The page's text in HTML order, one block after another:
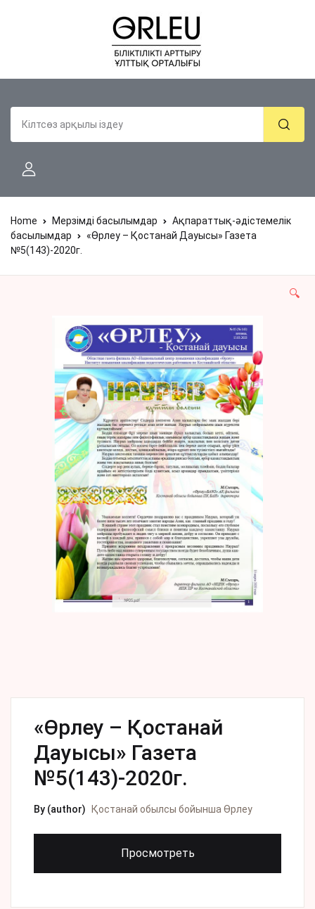
Home Мерзімді басылымдар
Ақпараттық-әдістемелік
басылымдар
«Өрлеу – Қостанай Дауысы» Газета
№5(143)-2020г.
🔍
«Өрлеу – Қостанай
Дауысы» Газета
№5(143)-2020г.
By (author) Қостанай обылсы бойынша Өрлеу
Просмотреть